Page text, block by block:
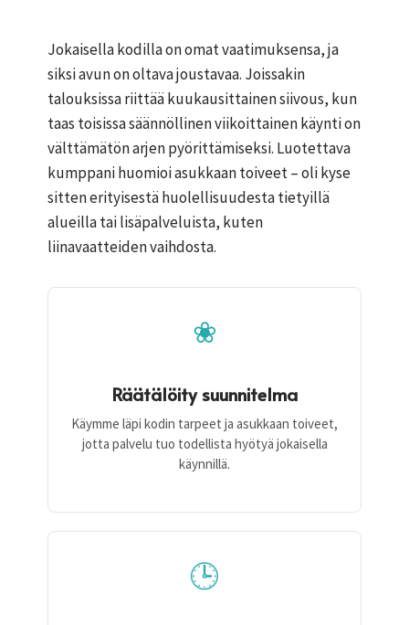
Jokaisella kodilla on omat vaatimuksensa, ja
siksi avun on oltava joustavaa. Joissakin
talouksissa riittää kuukausittainen siivous, kun
taas toisissa säännöllinen viikoittainen käynti on
välttämätön arjen pyörittämiseksi. Luotettava
kumppani huomioi asukkaan toiveet – oli kyse
sitten erityisestä huolellisuudesta tietyillä
alueilla tai lisäpalveluista, kuten
liinavaatteiden vaihdosta.
❀
Räätälöity suunnitelma
Käymme läpi kodin tarpeet ja asukkaan toiveet,
jotta palvelu tuo todellista hyötyä jokaisella
käynnillä.
🕒